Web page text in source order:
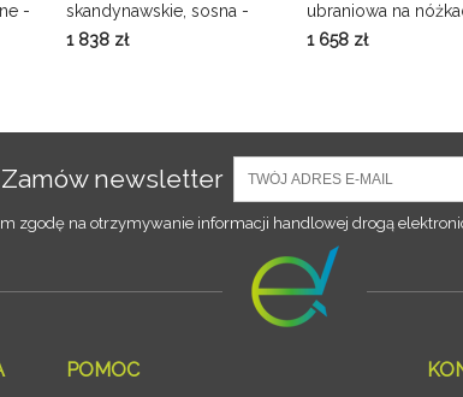
-
skandynawskie, sosna -
Cubis 3X 200x90 cm
1 838 zł
ubraniowa na
Havier 5X
1 658 zł
Zamów newsletter
zgodę na otrzymywanie informacji handlowej drogą
POMOC